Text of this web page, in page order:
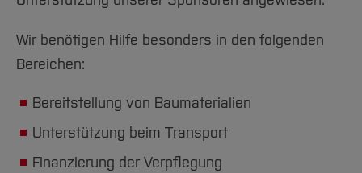
Wir benötigen Hilfe besonders in den folgenden
Bereichen:
Bereitstellung von Baumaterialien
Unterstützung beim Transport
Finanzierung der Verpflegung